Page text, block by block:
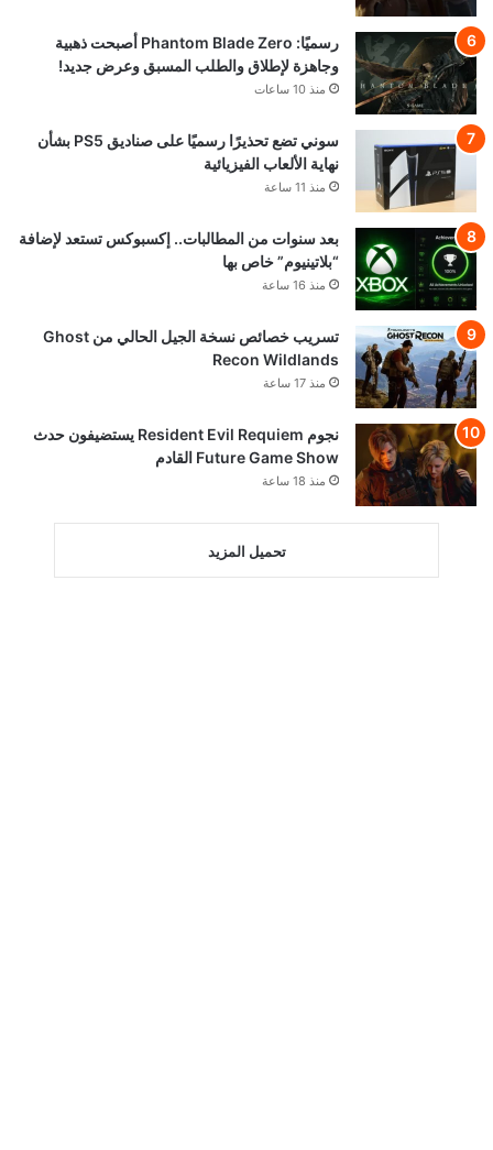
رسميًا: Phantom Blade Zero أصبحت ذهبية
وجاهزة لإطلاق والطلب المسبق وعرض جديد!
منذ 10 ساعات
سوني تضع تحذيرًا رسميًا على صناديق PS5 بشأن
نهاية الألعاب الفيزيائية
منذ 11 ساعة
بعد سنوات من المطالبات.. إكسبوكس تستعد لإضافة
“بلاتينيوم” خاص بها
منذ 16 ساعة
تسريب خصائص نسخة الجيل الحالي من Ghost
Recon Wildlands
منذ 17 ساعة
نجوم Resident Evil Requiem يستضيفون حدث
Future Game Show القادم
منذ 18 ساعة
تحميل المزيد